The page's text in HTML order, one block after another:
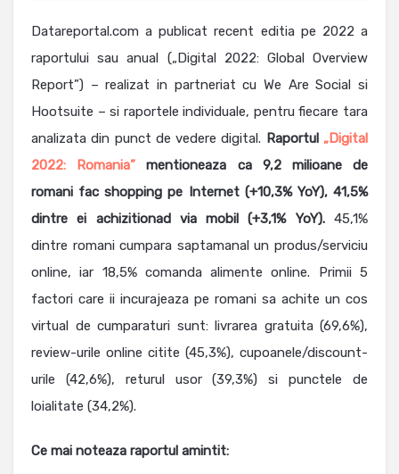
Datareportal.com a publicat recent editia pe 2022 a
raportului sau anual („Digital 2022: Global Overview
Report”) – realizat in partneriat cu We Are Social si
Hootsuite – si raportele individuale, pentru fiecare tara
analizata din punct de vedere digital. Raportul „Digital
2022: Romania” mentioneaza ca 9,2 milioane de
romani fac shopping pe Internet (+10,3% YoY), 41,5%
dintre ei achizitionad via mobil (+3,1% YoY).45,1%
dintre romani cumpara saptamanal un produs/serviciu
online, iar 18,5% comanda alimente online. Primii 5
factori care ii incurajeaza pe romani sa achite un cos
virtual de cumparaturi sunt: livrarea gratuita (69,6%),
review-urile online citite (45,3%), cupoanele/discount-
urile (42,6%), returul usor (39,3%) si punctele de
loialitate (34,2%).
Ce mai noteaza raportul amintit: